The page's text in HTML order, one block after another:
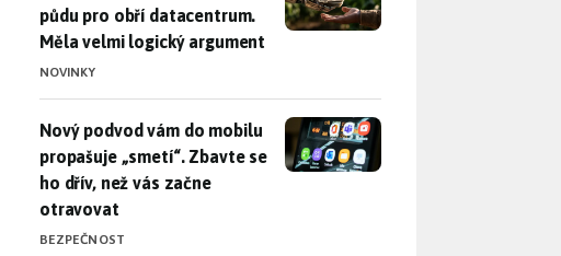
půdu pro obří datacentrum.
Měla velmi logický argument
NOVINKY
Nový podvod vám do mobilu propašuje „smetí“. Zbavte se ho dřív,
Nový podvod vám do mobilu
propašuje „smetí“. Zbavte se
ho dřív, než vás začne
otravovat
BEZPEČNOST